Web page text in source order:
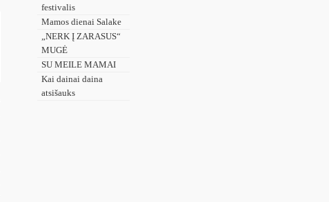
festivalis
Mamos dienai Salake
„NERK Į ZARASUS“
MUGĖ
SU MEILE MAMAI
Kai dainai daina
atsišauks